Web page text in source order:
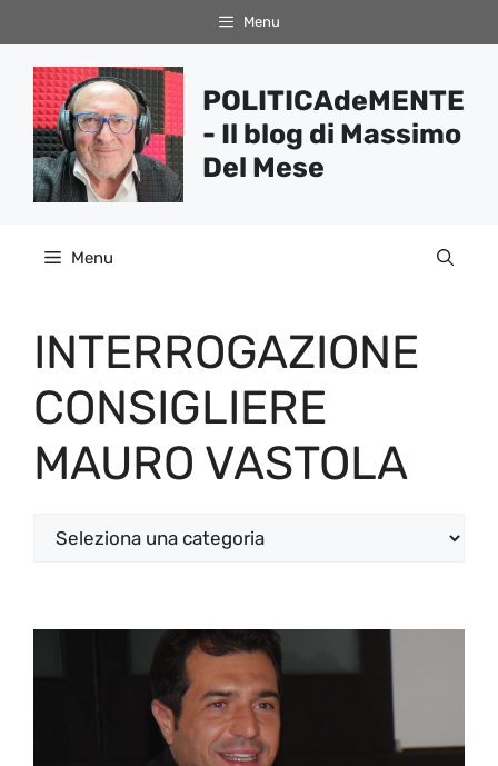
al
contenuto
Menu
POLITICAdeMENTE
- Il blog di Massimo
Del Mese
Menu
INTERROGAZIONE
CONSIGLIERE
MAURO VASTOLA
Categorie